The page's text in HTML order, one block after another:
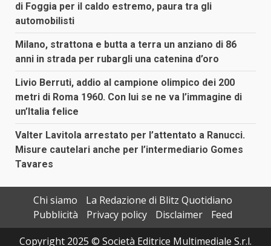
di Foggia per il caldo estremo, paura tra gli
automobilisti
Milano, strattona e butta a terra un anziano di 86
anni in strada per rubargli una catenina d’oro
Livio Berruti, addio al campione olimpico dei 200
metri di Roma 1960. Con lui se ne va l’immagine di
un’Italia felice
Valter Lavitola arrestato per l’attentato a Ranucci.
Misure cautelari anche per l’intermediario Gomes
Tavares
Chi siamo
La Redazione di Blitz Quotidiano
Pubblicità
Privacy policy Disclaimer
Feed
Copyright 2025 © Società Editrice Multimediale S.r.l.